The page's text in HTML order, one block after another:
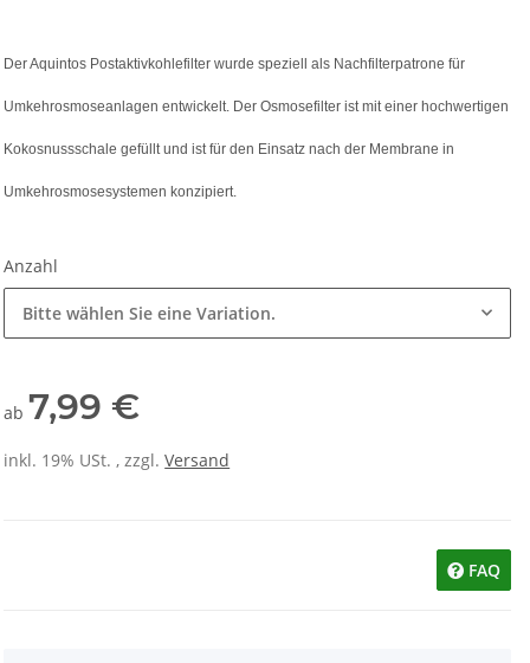
Der Aquintos Postaktivkohlefilter wurde speziell als Nachfilterpatrone für
Umkehrosmoseanlagen entwickelt. Der Osmosefilter ist mit einer hochwertigen
Kokosnussschale gefüllt und ist für den Einsatz nach der Membrane in
Umkehrosmosesystemen konzipiert.
Anzahl
Bitte wählen Sie eine Variation.
ab 7,99 €
inkl. 19% USt. , zzgl.Versand
FAQ